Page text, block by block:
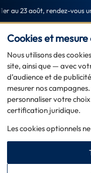
Cookies et mesure
Nous utilisons des
site, ainsi que — avec
d’audience et de
mesurer nos
personnaliser votre
certification juridique.
Les cookies optionnels
au 23 août, rendez-vous
Saint-Raphaël & Sainte-
Accueil>Lexique —
Titre d’une pièce :
MIS À JOUR2026-05-20
DÉFINITION RAPIDE
Entrée de lexique
autour de l’or, de